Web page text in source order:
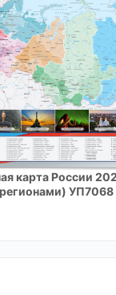
карта России
регионами) УП7068